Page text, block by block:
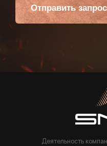
Отправить запрос
Пользуясь данной формой вы
Деятельность